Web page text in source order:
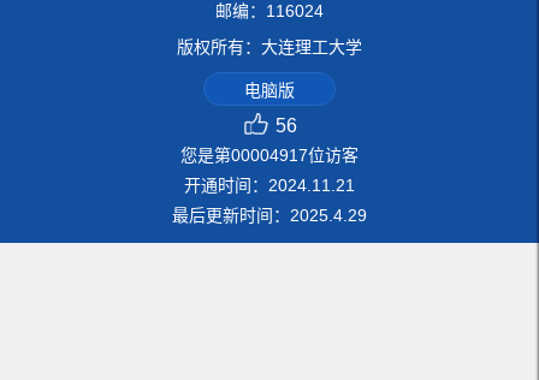
邮编：116024
版权所有：大连理工大学
电脑版
56
您是第00004917位访客
开通时间： 2024.11.21
最后更新时间： 2025.4.29